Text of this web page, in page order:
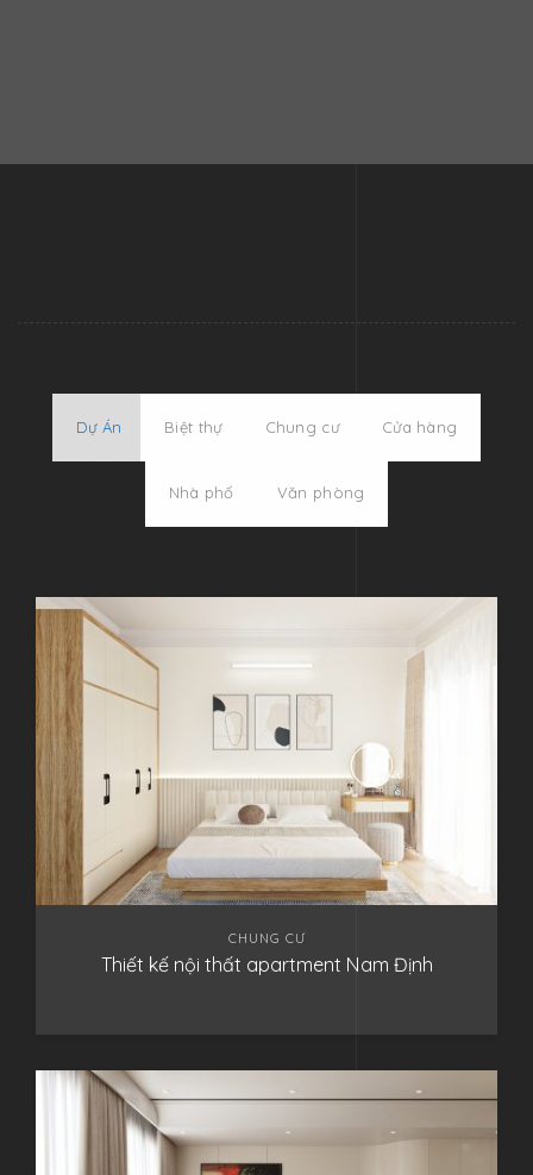
Dự Án Biệt thự Chung cư Cửa hàng
Nhà phố Văn phòng
CHUNG CƯ
Thiết kế nội thất apartment Nam Định